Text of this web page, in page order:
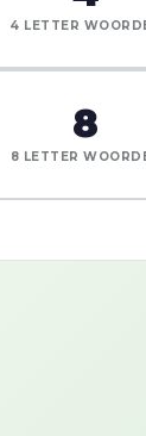
4 LETTER
8
8 LETTER